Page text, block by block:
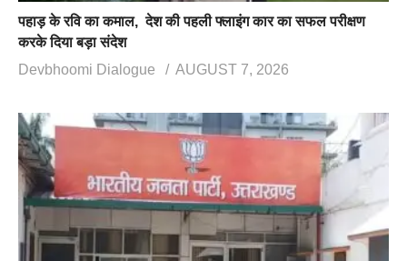
पहाड़ के रवि का कमाल, देश की पहली फ्लाइंग कार का सफल परीक्षण
करके दिया बड़ा संदेश
Devbhoomi Dialogue
AUGUST 7, 2026